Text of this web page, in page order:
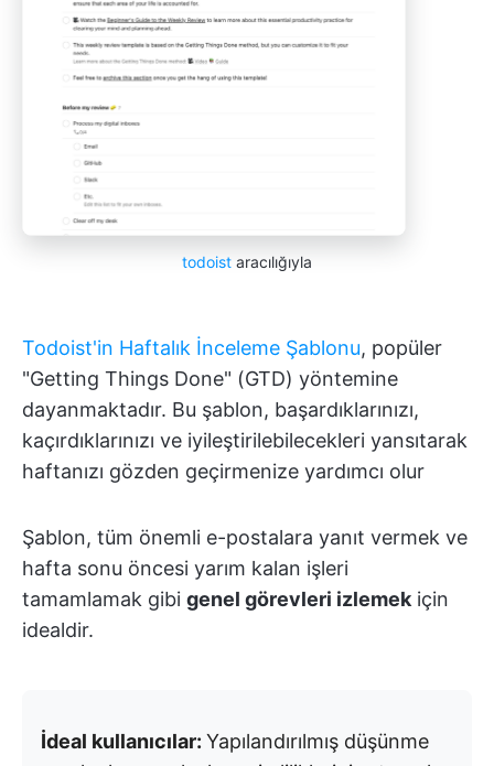
todoist aracılığıyla
Todoist'in Haftalık İnceleme Şablonu, popüler
"Getting Things Done" (GTD) yöntemine
dayanmaktadır. Bu şablon, başardıklarınızı,
kaçırdıklarınızı ve iyileştirilebilecekleri yansıtarak
haftanızı gözden geçirmenize yardımcı olur
Şablon, tüm önemli e-postalara yanıt vermek ve
hafta sonu öncesi yarım kalan işleri
tamamlamak gibi genel görevleri izlemekiçin
idealdir.
İdeal kullanıcılar: Yapılandırılmış düşünme